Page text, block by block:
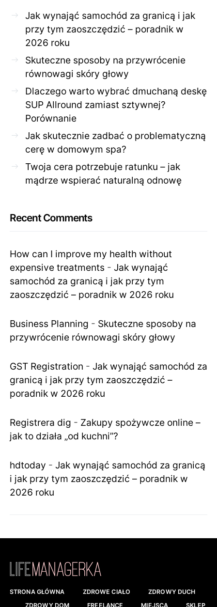
Jak wynająć samochód za granicą i jak
przy tym zaoszczędzić – poradnik w
2026 roku
Skuteczne sposoby na przywrócenie
równowagi skóry głowy
Dlaczego warto wybrać dmuchaną deskę
SUP Allround zamiast sztywnej?
Porównanie
Jak skutecznie zadbać o problematyczną
cerę w domowym spa?
Twoja cera potrzebuje ratunku – jak
mądrze wspierać naturalną odnowę
Recent Comments
How can I improve my health without
expensive treatments - Jak wynająć
samochód za granicą i jak przy tym
zaoszczędzić – poradnik w 2026 roku
Business Planning - Skuteczne sposoby na
przywrócenie równowagi skóry głowy
GST Registration - Jak wynająć samochód za
granicą i jak przy tym zaoszczędzić –
poradnik w 2026 roku
Registrera dig - Zakupy spożywcze online –
jak to działa „od kuchni”?
hdtoday - Jak wynająć samochód za granicą
i jak przy tym zaoszczędzić – poradnik w
2026 roku
STRONA GŁÓWNA ZDROWE CIAŁO
ZDROWY DUCH
ZDROWY DOM
FREELANCE MIEJSCA SKLEP